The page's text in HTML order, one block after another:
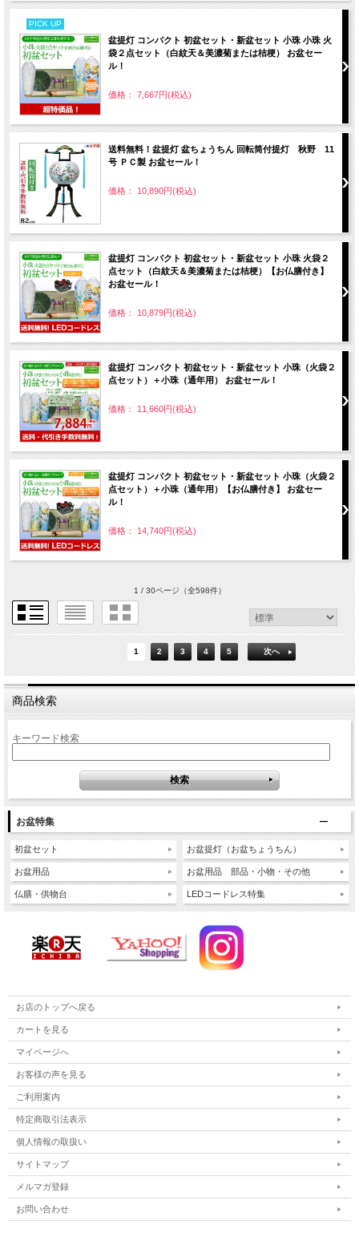
PICK UP
盆提灯 コンパクト 初盆セット・新盆セット 小珠 小珠 火
袋２点セット（白紋天＆美濃菊または桔梗） お盆セー
ル！
価格： 7,667円(税込)
送料無料！盆提灯 盆ちょうちん 回転筒付提灯 秋野 11
号 ＰＣ製 お盆セール！
価格： 10,890円(税込)
盆提灯 コンパクト 初盆セット・新盆セット 小珠 火袋２
点セット（白紋天＆美濃菊または桔梗）【お仏膳付き】
お盆セール！
価格： 10,879円(税込)
盆提灯 コンパクト 初盆セット・新盆セット 小珠（火袋２
点セット）＋小珠（通年用） お盆セール！
価格： 11,660円(税込)
盆提灯 コンパクト 初盆セット・新盆セット 小珠（火袋２
点セット）＋小珠（通年用）【お仏膳付き】 お盆セー
ル！
価格： 14,740円(税込)
1 / 30ページ（全598件）
1 2 3 4 5 次へ
商品検索
キーワード検索
お盆特集
初盆セット
お盆用品
仏膳・供物台
お盆提灯（お盆ちょうちん）
お盆用品 部品・小物・その他
LEDコードレス特集
お店のトップへ戻る
カートを見る
マイページへ
お客様の声を見る
ご利用案内
特定商取引法表示
個人情報の取扱い
サイトマップ
メルマガ登録
お問い合わせ